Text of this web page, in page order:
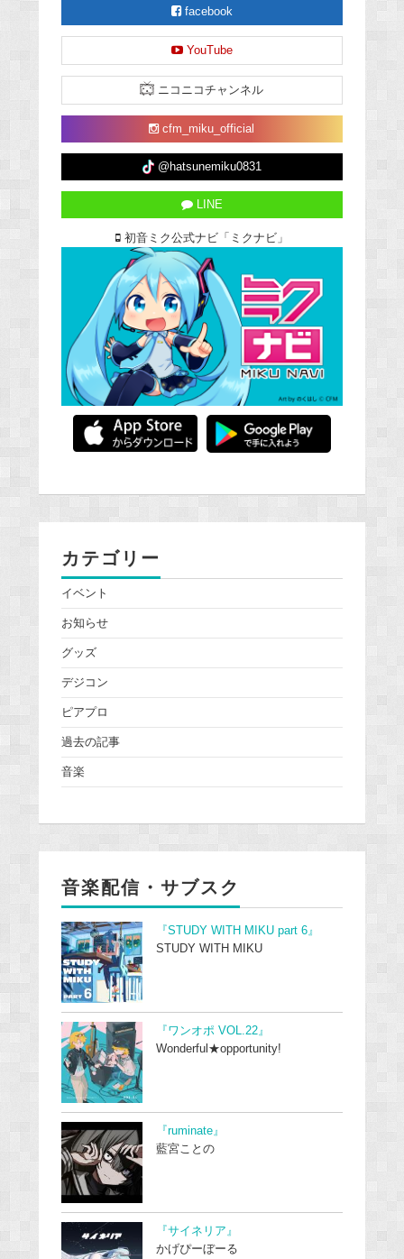
facebook
YouTube
ニコニコチャンネル
cfm_miku_official
@hatsunemiku0831
LINE
初音ミク公式ナビ「ミクナビ」
カテゴリー
イベント
お知らせ
グッズ
デジコン
ピアプロ
過去の記事
音楽
音楽配信・サブスク
『STUDY WITH MIKU part 6』
STUDY WITH MIKU
『ワンオポ VOL.22』
Wonderful★opportunity!
『ruminate』
藍宮ことの
『サイネリア』
かげぴーぼーる